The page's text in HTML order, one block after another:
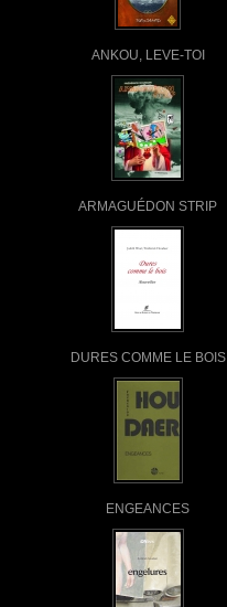
ANKOU, LEVE-TOI
ARMAGUÉDON STRIP
DURES COMME LE BOIS
ENGEANCES